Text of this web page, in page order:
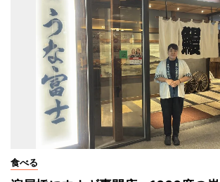
食べる